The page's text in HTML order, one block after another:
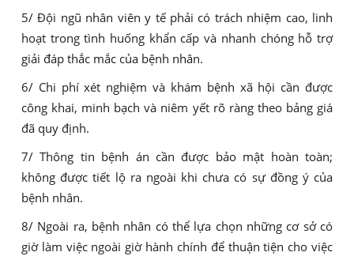
5/ Đội ngũ nhân viên y tế phải có trách nhiệm cao, linh
hoạt trong tình huống khẩn cấp và nhanh chóng hỗ trợ
giải đáp thắc mắc của bệnh nhân.
6/ Chi phí xét nghiệm và khám bệnh xã hội cần được
công khai, minh bạch và niêm yết rõ ràng theo bảng giá
đã quy định.
7/ Thông tin bệnh án cần được bảo mật hoàn toàn;
không được tiết lộ ra ngoài khi chưa có sự đồng ý của
bệnh nhân.
8/ Ngoài ra, bệnh nhân có thể lựa chọn những cơ sở có
giờ làm việc ngoài giờ hành chính để thuận tiện cho việc